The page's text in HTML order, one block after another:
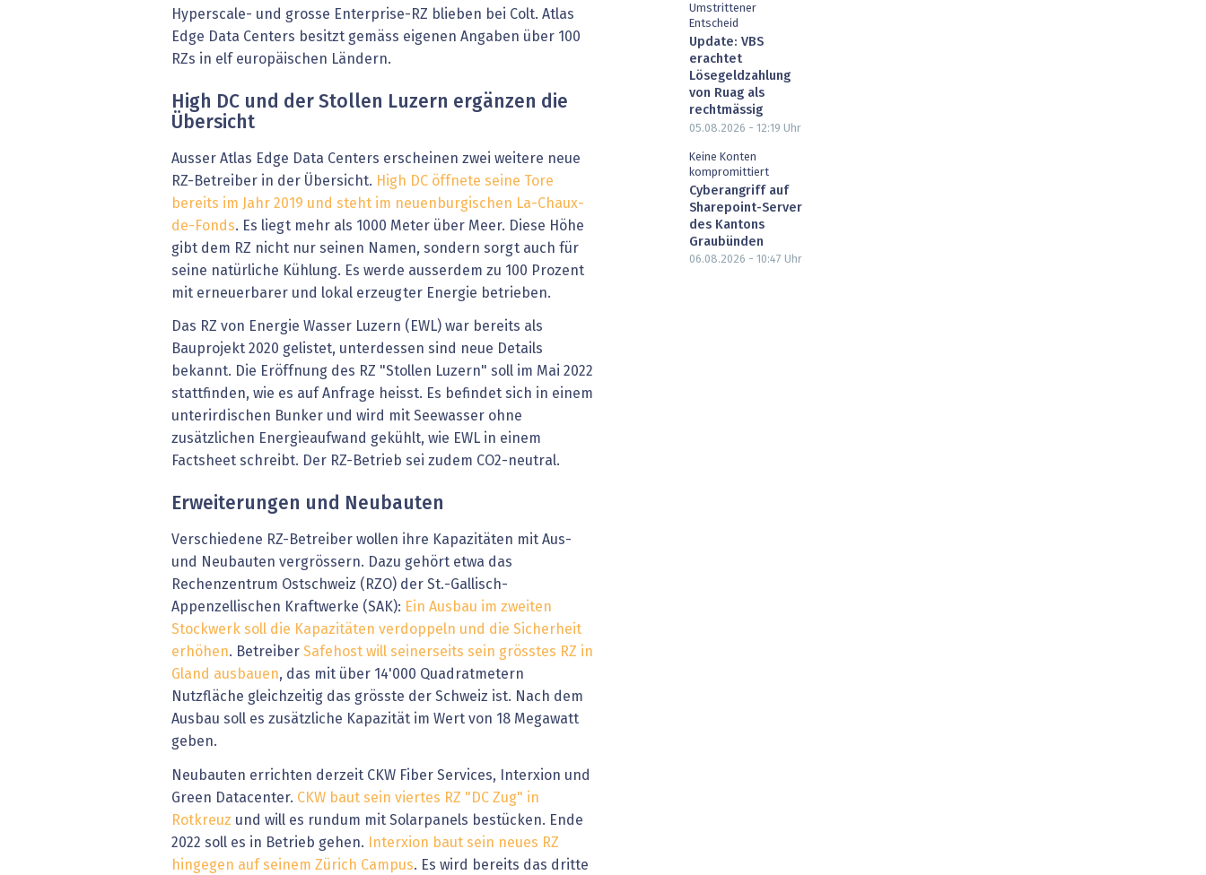
Hyperscale- und grosse Enterprise-RZ blieben bei Colt. Atlas
Edge Data Centers besitzt gemäss eigenen Angaben über 100
RZs in elf europäischen Ländern.
High DC und der Stollen Luzern ergänzen die
Übersicht
Ausser Atlas Edge Data Centers erscheinen zwei weitere neue
RZ-Betreiber in der Übersicht. High DC öffnete seine Tore
bereits im Jahr 2019 und steht im neuenburgischen La-Chaux-
de-Fonds. Es liegt mehr als 1000 Meter über Meer. Diese Höhe
gibt dem RZ nicht nur seinen Namen, sondern sorgt auch für
seine natürliche Kühlung. Es werde ausserdem zu 100 Prozent
mit erneuerbarer und lokal erzeugter Energie betrieben.
Das RZ von Energie Wasser Luzern (EWL) war bereits als
Bauprojekt 2020 gelistet, unterdessen sind neue Details
bekannt. Die Eröffnung des RZ "Stollen Luzern" soll im Mai 2022
stattfinden, wie es auf Anfrage heisst. Es befindet sich in einem
unterirdischen Bunker und wird mit Seewasser ohne
zusätzlichen Energieaufwand gekühlt, wie EWL in einem
Factsheet schreibt. Der RZ-Betrieb sei zudem CO2-neutral.
Erweiterungen und Neubauten
Verschiedene RZ-Betreiber wollen ihre Kapazitäten mit Aus-
und Neubauten vergrössern. Dazu gehört etwa das
Rechenzentrum Ostschweiz (RZO) der St.-Gallisch-
Appenzellischen Kraftwerke (SAK): Ein Ausbau im zweiten
Stockwerk soll die Kapazitäten verdoppeln und die Sicherheit
erhöhen. Betreiber Safehost will seinerseits sein grösstes RZ in
Gland ausbauen, das mit über 14'000 Quadratmetern
Nutzfläche gleichzeitig das grösste der Schweiz ist. Nach dem
Ausbau soll es zusätzliche Kapazität im Wert von 18 Megawatt
geben.
Neubauten errichten derzeit CKW Fiber Services, Interxion und
Green Datacenter. CKW baut sein viertes RZ "DC Zug" in
Rotkreuz und will es rundum mit Solarpanels bestücken. Ende
2022 soll es in Betrieb gehen.
Interxion baut sein neues RZ
hingegen auf seinem Zürich Campus. Es wird bereits das dritte
Umstrittener
Entscheid
Update: VBS
erachtet
Lösegeldzahlung
von Ruag als
rechtmässig
05.08.2026 - 12:19 Uhr
Keine Konten
kompromittiert
Cyberangriff auf
Sharepoint-Server
des Kantons
Graubünden
06.08.2026 - 10:47 Uhr